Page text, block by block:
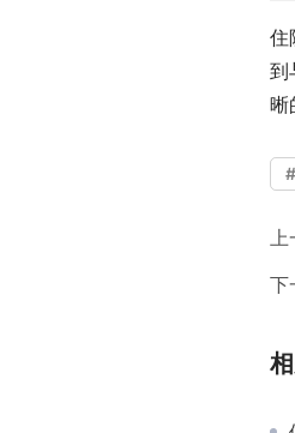
住
到
晰
上
下